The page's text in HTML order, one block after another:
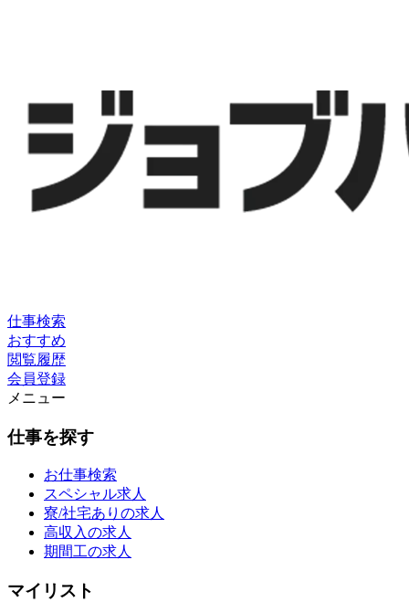
仕事検索
おすすめ
閲覧履歴
会員登録
メニュー
仕事を探す
お仕事検索
スペシャル求人
寮/社宅ありの求人
高収入の求人
期間工の求人
マイリスト